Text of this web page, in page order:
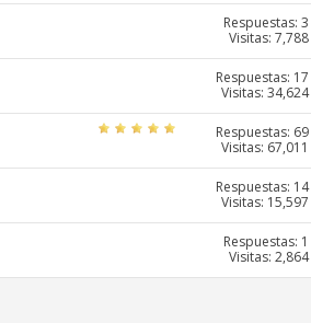
Respuestas:3
Visitas: 7,788
Respuestas: 17
Visitas: 34,624
Respuestas: 69
Visitas: 67,011
Respuestas: 14
Visitas: 15,597
Respuestas: 1
Visitas: 2,864